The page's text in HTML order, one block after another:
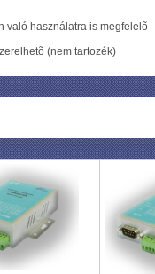
való használatra is megfelelõ
(nem tartozék)